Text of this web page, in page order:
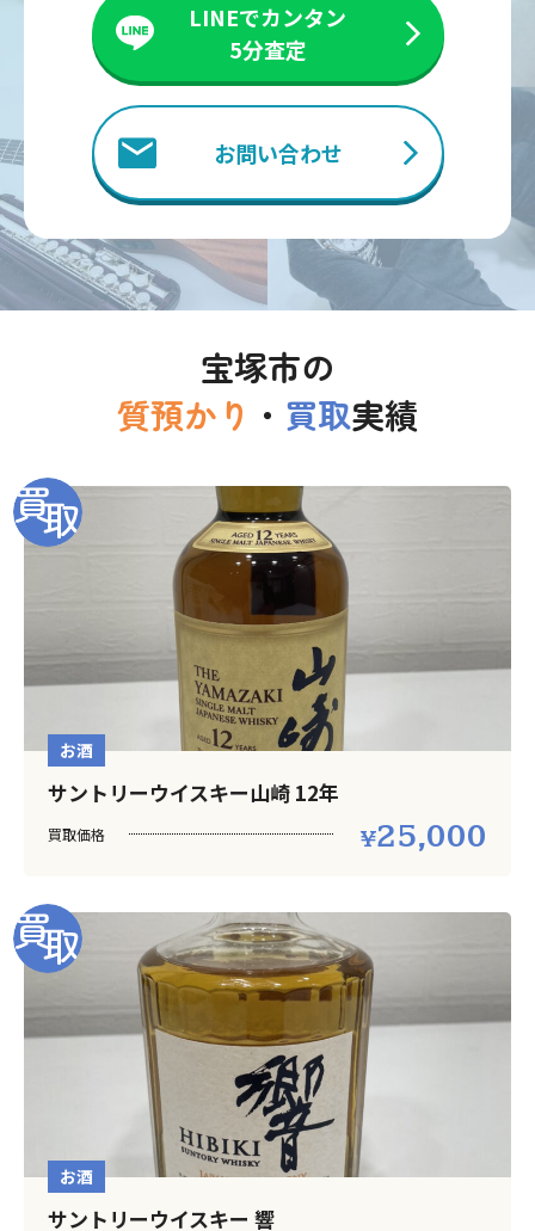
LINEでカンタン
5分査定
お問い合わせ
宝塚市の
質預かり ・ 買取実績
お酒
サントリーウイスキー山崎 12年
買取価格 25,000
お酒
サントリーウイスキー 響